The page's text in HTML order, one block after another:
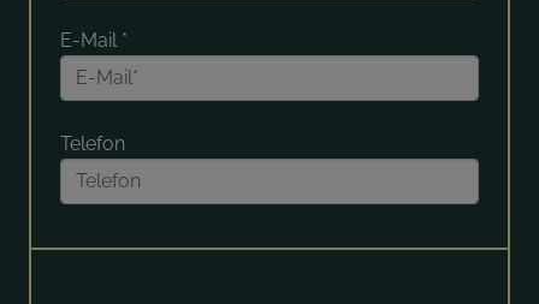
E-Mail *
Telefon